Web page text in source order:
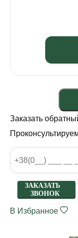
Заказать
ЗАКАЗАТЬ
ЗВОНОК
В Избранное